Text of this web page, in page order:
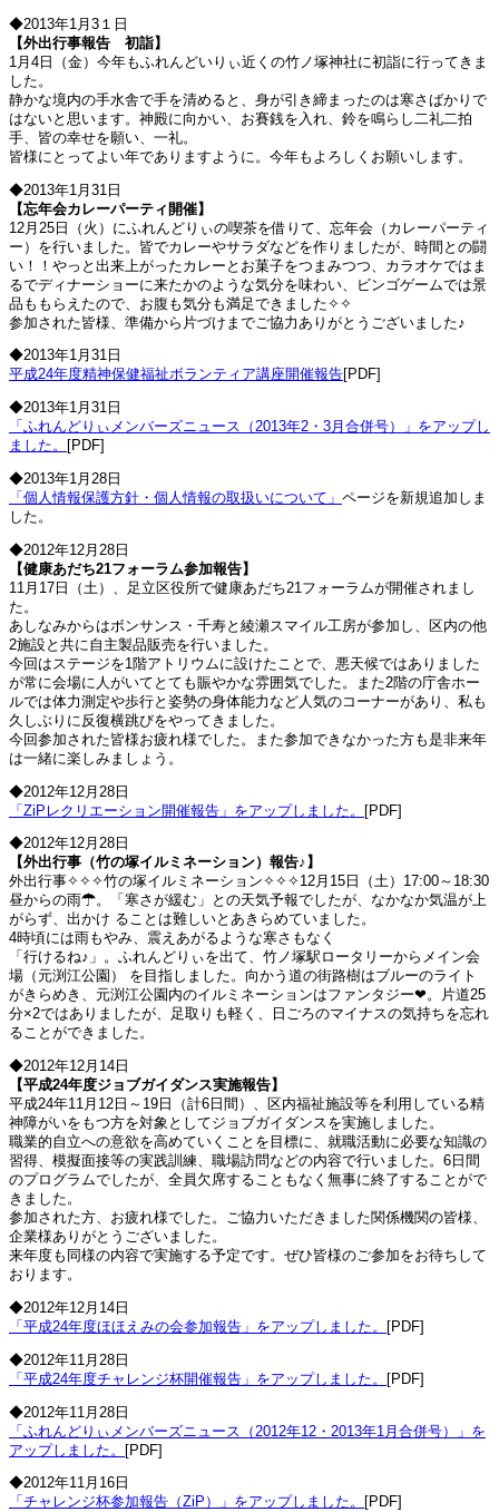
◆2013年1月3１日
【外出行事報告 初詣】
1月4日（金）今年もふれんどいりぃ近くの竹ノ塚神社に初詣に行ってきま
した。
静かな境内の手水舎で手を清めると、身が引き締まったのは寒さばかりで
はないと思います。神殿に向かい、お賽銭を入れ、鈴を鳴らし二礼二拍
手、皆の幸せを願い、一礼。
皆様にとってよい年でありますように。今年もよろしくお願いします。
◆2013年1月31日
【忘年会カレーパーティ開催】
12月25日（火）にふれんどりぃの喫茶を借りて、忘年会（カレーパーティ
ー）を行いました。皆でカレーやサラダなどを作りましたが、時間との闘
い！！やっと出来上がったカレーとお菓子をつまみつつ、カラオケではま
るでディナーショーに来たかのような気分を味わい、ビンゴゲームでは景
品ももらえたので、お腹も気分も満足できました✧✧
参加された皆様、準備から片づけまでご協力ありがとうございました♪
◆2013年1月31日
平成24年度精神保健福祉ボランティア講座開催報告[PDF]
◆2013年1月31日
「ふれんどりぃメンバーズニュース（2013年2・3月合併号）」をアップし
ました。
[PDF]
◆2013年1月28日
「個人情報保護方針・個人情報の取扱いについて」 ページを新規追加しま
した。
◆2012年12月28日
【健康あだち21フォーラム参加報告】
11月17日（土）、足立区役所で健康あだち21フォーラムが開催されまし
た。
あしなみからはボンサンス・千寿と綾瀬スマイル工房が参加し、区内の他
2施設と共に自主製品販売を行いました。
今回はステージを1階アトリウムに設けたことで、悪天候ではありました
が常に会場に人がいてとても賑やかな雰囲気でした。また2階の庁舎ホー
ルでは体力測定や歩行と姿勢の身体能力など人気のコーナーがあり、私も
久しぶりに反復横跳びをやってきました。
今回参加された皆様お疲れ様でした。また参加できなかった方も是非来年
は一緒に楽しみましょう。
◆2012年12月28日
「ZiPレクリエーション開催報告」をアップしました。 [PDF]
◆2012年12月28日
【外出行事（竹の塚イルミネーション）報告♪】
外出行事✧✧✧竹の塚イルミネーション✧✧✧12月15日（土）17:00～18:30
昼からの雨☂。「寒さが緩む」との天気予報でしたが、なかなか気温が上
がらず、出かけ ることは難しいとあきらめていました。
4時頃には雨もやみ、震えあがるような寒さもなく
「行けるね♪」。ふれんどりぃを出て、竹ノ塚駅ロータリーからメイン会
場（元渕江公園） を目指しました。向かう道の街路樹はブルーのライト
がきらめき、元渕江公園内のイルミネーションはファンタジー❤。片道25
分×2ではありましたが、足取りも軽く、日ごろのマイナスの気持ちを忘れ
ることができました。
◆2012年12月14日
【平成24年度ジョブガイダンス実施報告】
平成24年11月12日～19日（計6日間）、区内福祉施設等を利用している精
神障がいをもつ方を対象としてジョブガイダンスを実施しました。
職業的自立への意欲を高めていくことを目標に、就職活動に必要な知識の
習得、模擬面接等の実践訓練、職場訪問などの内容で行いました。6日間
のプログラムでしたが、全員欠席することもなく無事に終了することがで
きました。
参加された方、お疲れ様でした。ご協力いただきました関係機関の皆様、
企業様ありがとうございました。
来年度も同様の内容で実施する予定です。ぜひ皆様のご参加をお待ちして
おります。
◆2012年12月14日
「平成24年度ほほえみの会参加報告」をアップしました。
[PDF]
◆2012年11月28日
「平成24年度チャレンジ杯開催報告」をアップしました。
[PDF]
◆2012年11月28日
「ふれんどりぃメンバーズニュース（2012年12・2013年1月合併号）」を
アップしました。 [PDF]
◆2012年11月16日
「チャレンジ杯参加報告（ZiP）」をアップしました。
[PDF]